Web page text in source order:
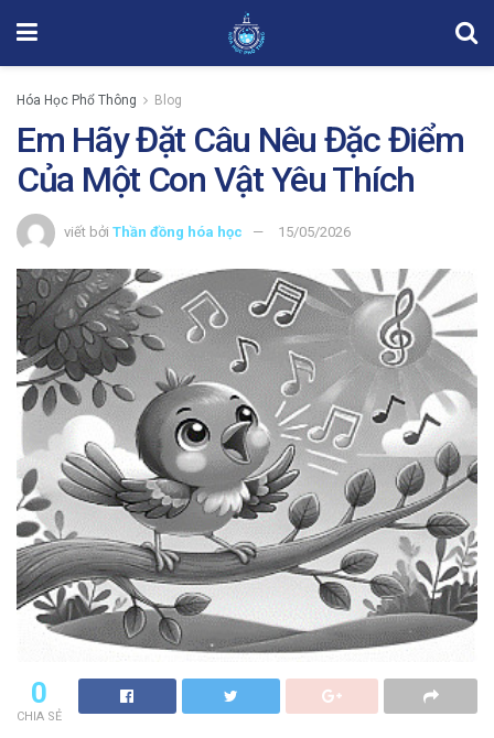
Hóa Học Phổ Thông Blog
Em Hãy Đặt Câu Nêu Đặc Điểm
Của Một Con Vật Yêu Thích
viết bởi Thần đồng hóa học 15/05/2026
0
CHIA SẺ